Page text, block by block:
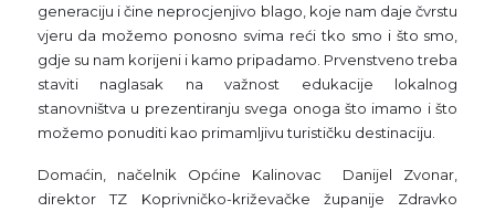
generaciju i čine neprocjenjivo blago, koje nam daje čvrstu
vjeru da možemo ponosno svima reći tko smo i što smo,
gdje su nam korijeni i kamo pripadamo. Prvenstveno treba
staviti naglasak na važnost edukacije lokalnog
stanovništva u prezentiranju svega onoga što imamo i što
možemo ponuditi kao primamljivu turističku destinaciju.
Domaćin, načelnik Općine Kalinovac Danijel Zvonar,
direktor TZ Koprivničko-križevačke županije Zdravko